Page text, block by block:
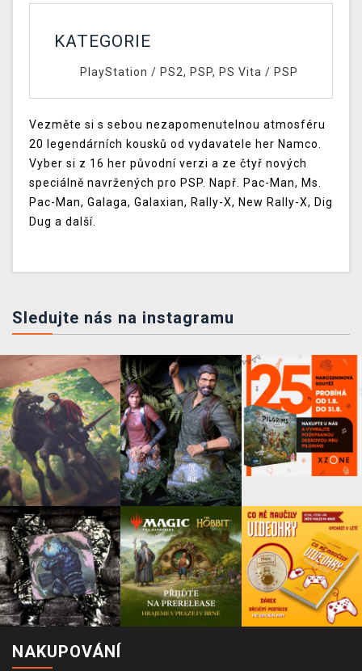
KATEGORIE
PlayStation / PS2, PSP, PS Vita / PSP
Vezměte si s sebou nezapomenutelnou atmosféru
20 legendárních kousků od vydavatele her Namco.
Vyber si z 16 her původní verzi a ze čtyř nových
speciálně navržených pro PSP. Např. Pac-Man, Ms.
Pac-Man, Galaga, Galaxian, Rally-X, New Rally-X, Dig
Dug a další.
Sledujte nás na instagramu
NAKUPOVÁNÍ